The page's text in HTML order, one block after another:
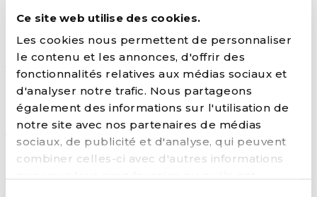
Ce site web utilise des cookies.
Les cookies nous permettent de personnaliser
le contenu et les annonces, d'offrir des
fonctionnalités relatives aux médias sociaux et
d'analyser notre trafic. Nous partageons
également des informations sur l'utilisation de
notre site avec nos partenaires de médias
sociaux, de publicité et d'analyse, qui peuvent
combiner celles-ci avec d'autres informations
humanitaires urgentes. Ils pourraient servir de
base à une discussion sur l’identification des
critères à appliquer le cas échéant ;
Modifier la loi du 15 décembre 1980 sur les
étrangers
afin de permettre aux Régions de
délivrer des permis de travail aux personnes en
séjour irrégulier ;
Assouplir les exigences administratives des
procédures d’admission et d’inscription